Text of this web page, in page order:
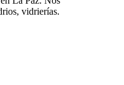
vidrierías.